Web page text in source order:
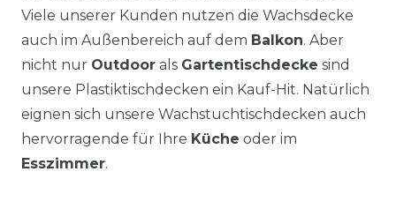
Viele unserer Kunden nutzen die Wachsdecke
auch im Außenbereich auf dem Balkon. Aber
nicht nur Outdoor als Gartentischdecke sind
unsere Plastiktischdecken ein Kauf-Hit. Natürlich
eignen sich unsere Wachstuchtischdecken auch
hervorragende für Ihre Küche oder im
Esszimmer.